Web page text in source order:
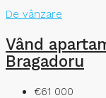
De vânzare
Vând
Bragadoru
€61 000